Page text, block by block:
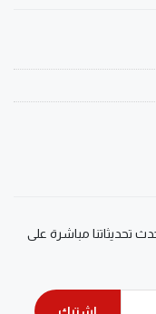
تحديثاتنا مباشرة على
اشترك